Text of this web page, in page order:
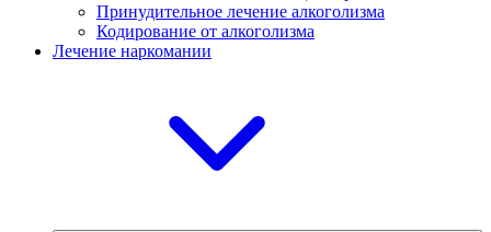
Принудительное лечение алкоголизма
Кодирование от алкоголизма
Лечение наркомании